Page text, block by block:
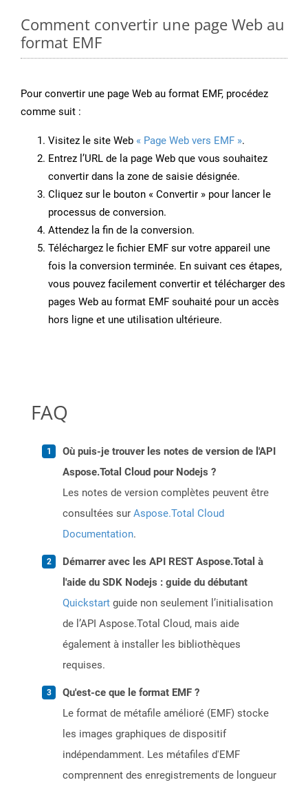
Comment convertir une page Web au
format EMF
Pour convertir une page Web au format EMF, procédez
comme suit :
Visitez le site Web « Page Web vers EMF ».
Entrez l’URL de la page Web que vous souhaitez
convertir dans la zone de saisie désignée.
Cliquez sur le bouton « Convertir » pour lancer le
processus de conversion.
Attendez la fin de la conversion.
Téléchargez le fichier EMF sur votre appareil une
fois la conversion terminée. En suivant ces étapes,
vous pouvez facilement convertir et télécharger des
pages Web au format EMF souhaité pour un accès
hors ligne et une utilisation ultérieure.
FAQ
Où puis-je trouver les notes de version de l'API
Aspose.Total Cloud pour Nodejs ?
Les notes de version complètes peuvent être
consultées sur Aspose.Total Cloud
Documentation.
Démarrer avec les API REST Aspose.Total à
l'aide du SDK Nodejs : guide du débutant
Quickstart guide non seulement l’initialisation
de l’API Aspose.Total Cloud, mais aide
également à installer les bibliothèques
requises.
Qu'est-ce que le format EMF ?
Le format de métafile amélioré (EMF) stocke
les images graphiques de dispositif
indépendamment. Les métafiles d'EMF
comprennent des enregistrements de longueur